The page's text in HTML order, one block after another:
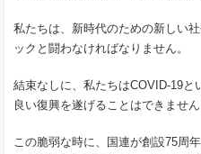
私たちは、新時代のための新しい
ックと闘わなければなりません。
結束なしに、私たちはCOVID-19と
良い復興を遂げることはできません
この脆弱な時に、国連が創設75周